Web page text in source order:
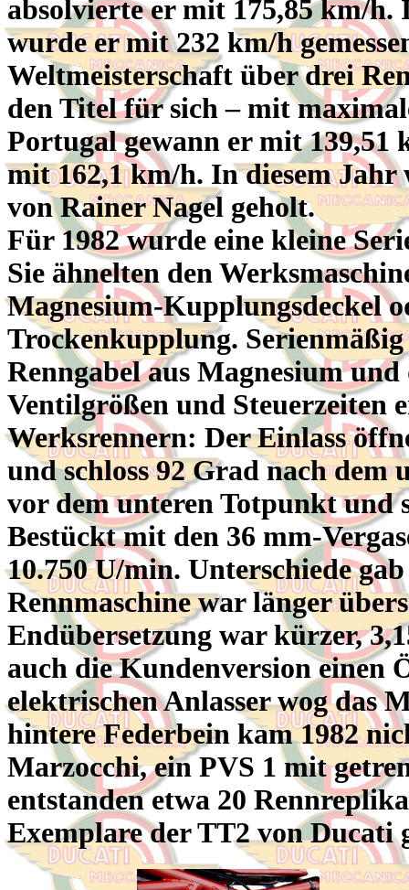
absolvierte er mit 175,85 km/
wurde er mit 232 km/h
Weltmeisterschaft über drei
den Titel für sich – mit
Portugal gewann er mit 139,51
mit 162,1 km/h. In diesem Jahr
von Rainer Nagel geholt.
Für 1982 wurde eine kleine
Sie ähnelten den
Magnesium-Kupplungsdeckel
Trockenkupplung.
Renngabel aus Magnesium
Ventilgrößen und Steuerzeiten
Werksrennern: Der Einlass
und schloss 92 Grad nach dem
vor dem unteren Totpunkt und
Bestückt mit den 36 mm-
10.750 U/min. Unterschiede
Rennmaschine war länger
Endübersetzung war kürzer,
auch die Kundenversion
elektrischen Anlasser wog das
hintere Federbein kam 1982
Marzocchi, ein PVS 1 mit
entstanden etwa 20
Exemplare der TT2 von Ducati